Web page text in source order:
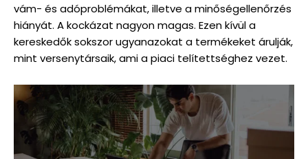
vám- és adóproblémákat, illetve a minőségellenőrzés
hiányát. A kockázat nagyon magas. Ezen kívül a
kereskedők sokszor ugyanazokat a termékeket árulják,
mint versenytársaik, ami a piaci telítettséghez vezet.